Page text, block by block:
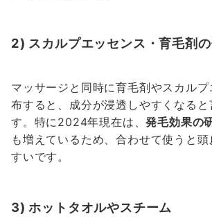
2) スカルプエッセンス・育毛剤
マッサージと同時に育毛剤やスカル
布すると、成分が浸透しやすくなると
す。特に2024年現在は、発毛効果の
も増えているため、合わせて使うと
すいです。
3) ホットタオルやスチーム